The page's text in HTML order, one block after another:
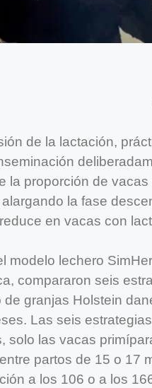
de la lactación,
la proporción de
alargando la fase
en vacas con
modelo lechero
compararon seis
de granjas Holstein
Las seis
solo las vacas
partos de 15 o 17
a los 106 o a los